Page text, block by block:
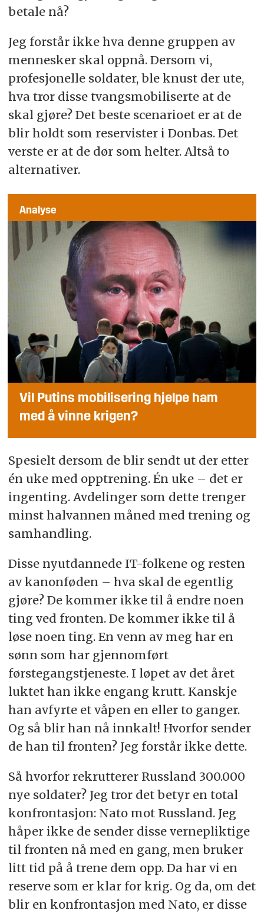
betale nå?
Jeg forstår ikke hva denne gruppen av
mennesker skal oppnå. Dersom vi,
profesjonelle soldater, ble knust der ute,
hva tror disse tvangsmobiliserte at de
skal gjøre? Det beste scenarioet er at de
blir holdt som reservister i Donbas. Det
verste er at de dør som helter. Altså to
alternativer.
Analyse
Vil Putins mobilisering hjelpe ham
med å vinne krigen?
Spesielt dersom de blir sendt ut der etter
én uke med opptrening. Én uke – det er
ingenting. Avdelinger som dette trenger
minst halvannen måned med trening og
samhandling.
Disse nyutdannede IT-folkene og resten
av kanonføden – hva skal de egentlig
gjøre? De kommer ikke til å endre noen
ting ved fronten. De kommer ikke til å
løse noen ting. En venn av meg har en
sønn som har gjennomført
førstegangstjeneste. I løpet av det året
luktet han ikke engang krutt. Kanskje
han avfyrte et våpen en eller to ganger.
Og så blir han nå innkalt! Hvorfor sender
de han til fronten? Jeg forstår ikke dette.
Så hvorfor rekrutterer Russland 300.000
nye soldater? Jeg tror det betyr en total
konfrontasjon: Nato mot Russland. Jeg
håper ikke de sender disse vernepliktige
til fronten nå med en gang, men bruker
litt tid på å trene dem opp. Da har vi en
reserve som er klar for krig. Og da, om det
blir en konfrontasjon med Nato, er disse